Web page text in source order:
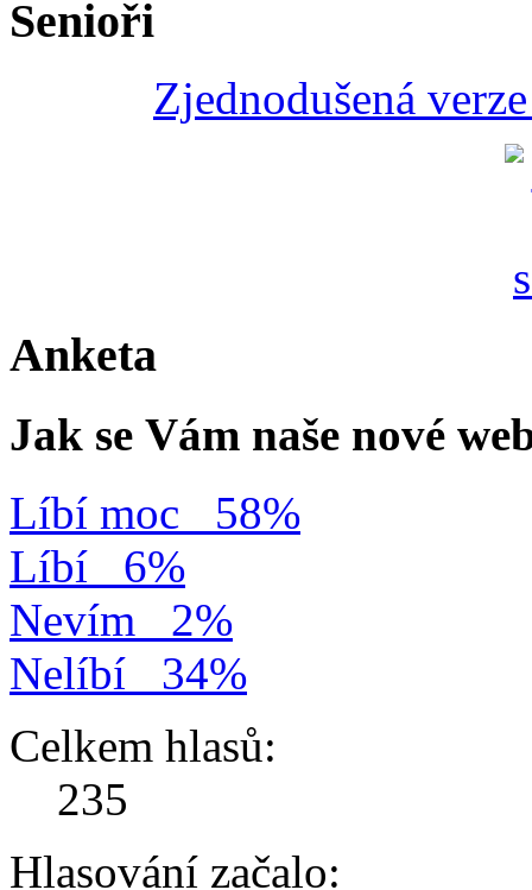
Senioři
Zjednodušená
Anketa
Jak se Vám naše nové
Líbí moc
58%
Líbí
6%
Nevím
2%
Nelíbí
34%
Celkem hlasů:
235
Hlasování začalo: